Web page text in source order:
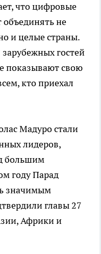
что цифровые
объединять не
и целые страны.
гостей
показывают свою
кто приехал
Мадуро стали
лидеров,
большим
году Парад
значимым
главы 27
Африки и